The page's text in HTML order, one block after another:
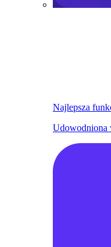
Najlepsza
Udowodniona